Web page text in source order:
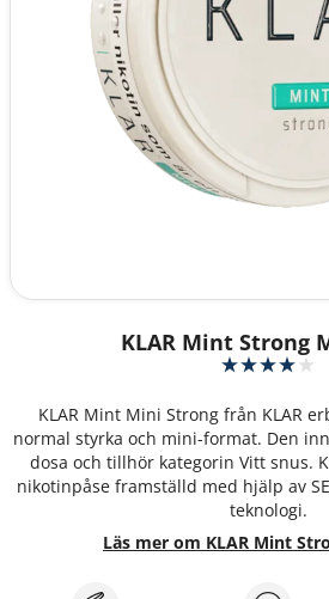
KLAR Mint Strong
KLAR Mint Mini Strong från KLAR
normal styrka och mini-format. Den
dosa och tillhör kategorin Vitt snus.
nikotinpåse framställd med hjälp av
teknologi.
Läs mer om KLAR Mint